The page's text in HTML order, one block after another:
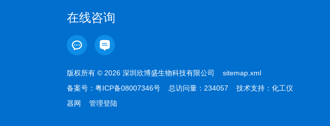
在线咨询
版权所有 © 2026 深圳欣博盛生物科技有限公司 sitemap.xml
备案号： 粤ICP备08007346号 总访问量：234057 技术支持： 化工仪
器网
管理登陆